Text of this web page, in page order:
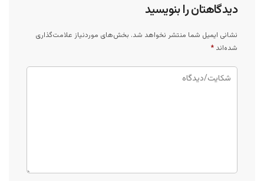
دیدگاهتان را بنویسید
نشانی ایمیل شما منتشر نخواهد شد. بخش‌های موردنیاز علامت‌گذاری
شده‌اند *